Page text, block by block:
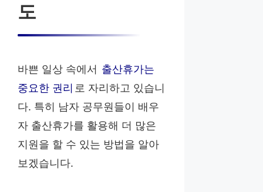
도
바쁜 일상 속에서 출산휴가는
중요한 권리 로 자리하고 있습니
다. 특히 남자 공무원들이 배우
자 출산휴가를 활용해 더 많은
지원을 할 수 있는 방법을 알아
보겠습니다.